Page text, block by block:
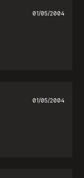
01/05/2004
01/05/2004